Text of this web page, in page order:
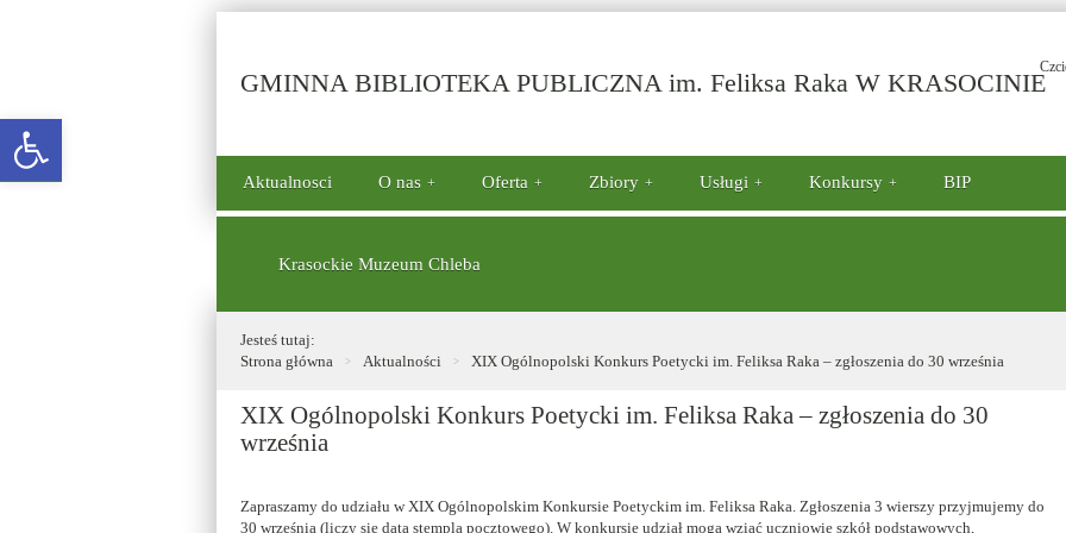
Open toolbar
GMINNA BIBLIOTEKA PUBLICZNA im. Feliksa Raka W KRASOCINIE-
Aktualnosci O nas Oferta Zbiory Usługi Konkursy BIP
Krasockie Muzeum Chleba
Jesteś tutaj:
Strona główna
Aktualności XIX Ogólnopolski Konkurs Poetycki im. Feliksa Raka – zgłoszenia do 30 września
XIX Ogólnopolski Konkurs Poetycki im. Feliksa Raka – zgłoszenia do 30
września
Zapraszamy do udziału w XIX Ogólnopolskim Konkursie Poetyckim im. Feliksa Raka. Zgłoszenia 3 wierszy przyjmujemy do
30 września (liczy się data stempla pocztowego). W konkursie udział mogą wziąć uczniowie szkół podstawowych,